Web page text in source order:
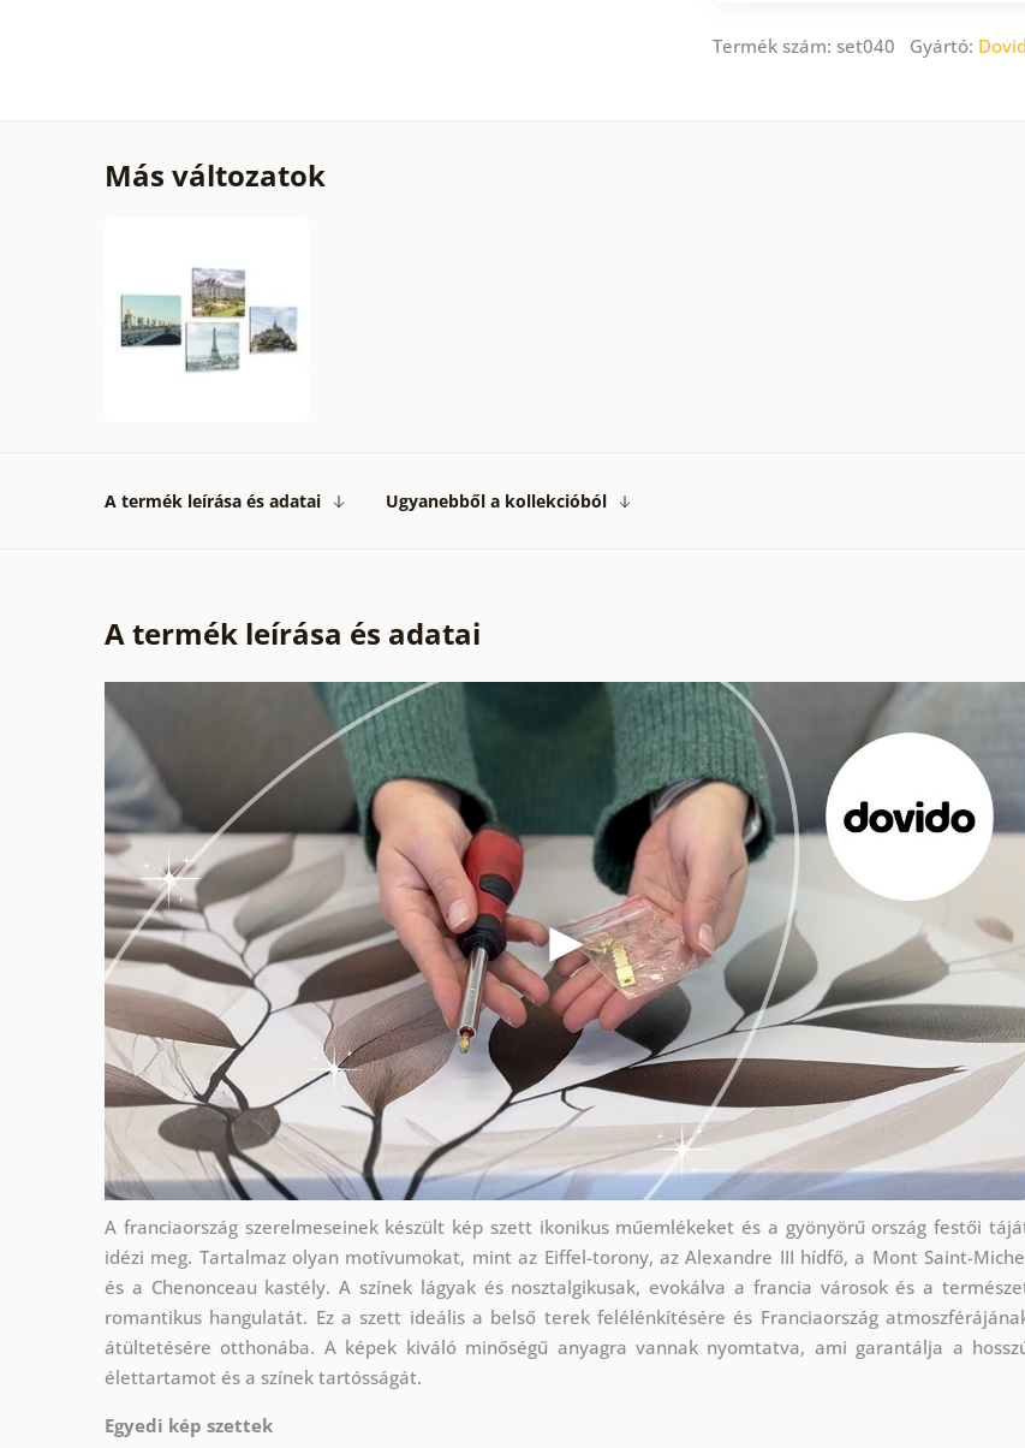
Termék szám: set040 Gyártó:
Más változatok
A termék leírása és adatai Ugyanebből a kollekcióból
A termék leírása és adatai
A franciaország szerelmeseinek készült kép szett ikonikus műemlékeket és a gyönyörű ország festői
idézi meg. Tartalmaz olyan motívumokat, mint az Eiffel-torony, az Alexandre III hídfő, a Mont Saint-
és a Chenonceau kastély. A színek lágyak és nosztalgikusak, evokálva a francia városok és a
romantikus hangulatát. Ez a szett ideális a belső terek felélénkítésére és Franciaország
átültetésére otthonába. A képek kiváló minőségű anyagra vannak nyomtatva, ami garantálja a
élettartamot és a színek tartósságát.
Egyedi kép szettek